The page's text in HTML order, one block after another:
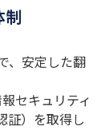
制
、安定した翻
セキュリティ
証）を取得し